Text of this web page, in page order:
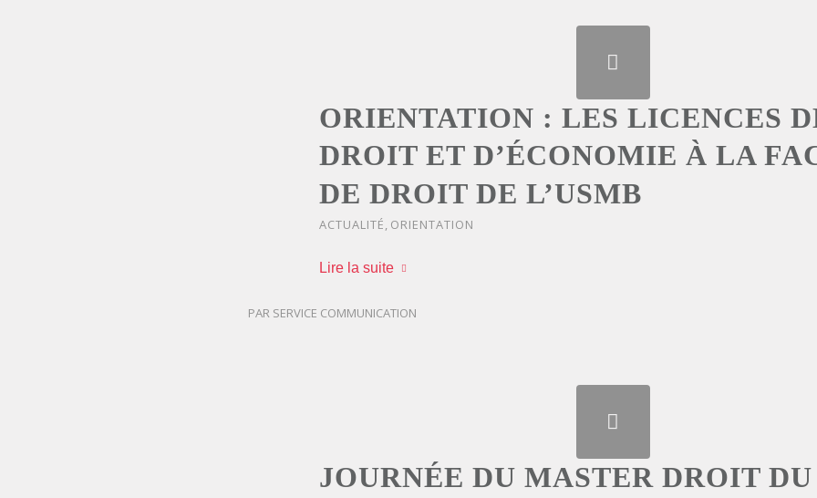
ORIENTATION : LES LICENCES
DROIT ET D’ÉCONOMIE À LA
DE DROIT DE L’USMB
ACTUALITÉ, ORIENTATION
Lire la suite
PAR SERVICE COMMUNICATION
JOURNÉE DU MASTER DROIT DU